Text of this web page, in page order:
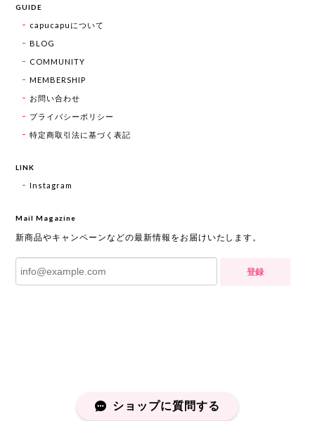
GUIDE
capucapuについて
BLOG
COMMUNITY
MEMBERSHIP
お問い合わせ
プライバシーポリシー
特定商取引法に基づく表記
LINK
Instagram
Mail Magazine
新商品やキャンペーンなどの最新情報をお届けいたします。
登録
ショップに質問する